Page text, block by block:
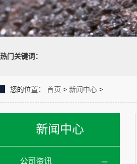
热门关键词：
您的位置： 首页 > 新闻中心 >
新闻中心
公司资讯